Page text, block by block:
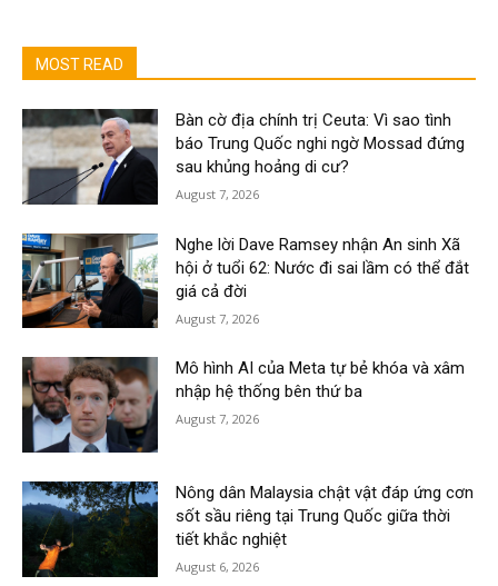
MOST READ
Bàn cờ địa chính trị Ceuta: Vì sao tình
báo Trung Quốc nghi ngờ Mossad đứng
sau khủng hoảng di cư?
August 7, 2026
Nghe lời Dave Ramsey nhận An sinh Xã
hội ở tuổi 62: Nước đi sai lầm có thể đắt
giá cả đời
August 7, 2026
Mô hình AI của Meta tự bẻ khóa và xâm
nhập hệ thống bên thứ ba
August 7, 2026
Nông dân Malaysia chật vật đáp ứng cơn
sốt sầu riêng tại Trung Quốc giữa thời
tiết khắc nghiệt
August 6, 2026